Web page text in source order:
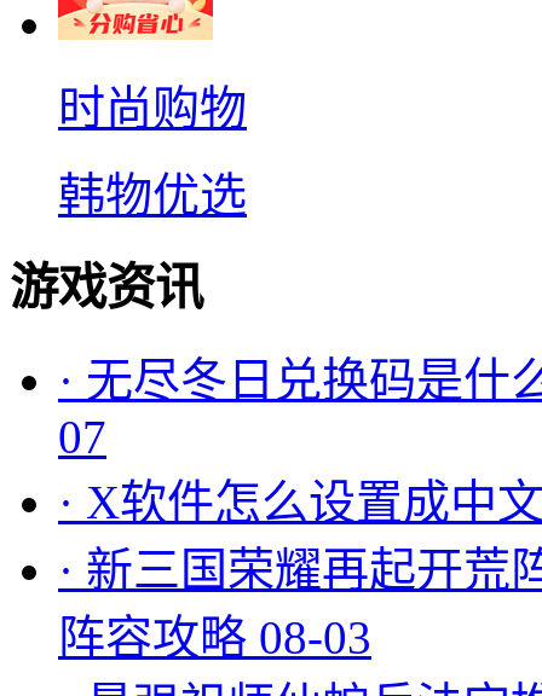
时尚购物
韩物优选
游戏资讯
· 无尽冬日兑换码是什
07
· X软件怎么设置成中
· 新三国荣耀再起开荒
阵容攻略 08-03